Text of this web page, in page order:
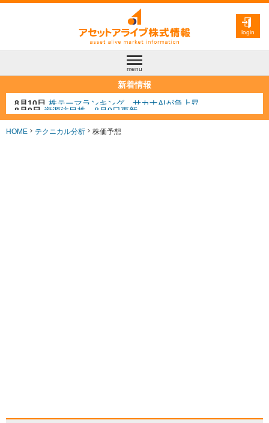
login
menu
新着情報
8月9日 資源注目株 8月9日更新
8月4日 AI注目株 8月4日更新
8月3日 人気業種注目株 8月3日更新
HOME テクニカル分析 株価予想